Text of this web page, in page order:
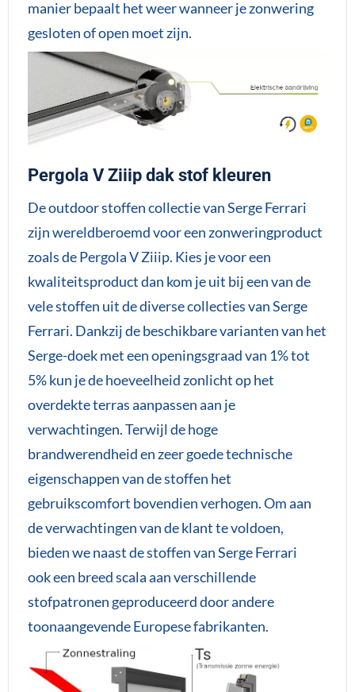
manier bepaalt het weer wanneer je zonwering
gesloten of open moet zijn.
Pergola V Ziiip dak stof kleuren
De outdoor stoffen collectie van Serge Ferrari
zijn wereldberoemd voor een zonweringproduct
zoals de Pergola V Ziiip. Kies je voor een
kwaliteitsproduct dan kom je uit bij een van de
vele stoffen uit de diverse collecties van Serge
Ferrari. Dankzij de beschikbare varianten van het
Serge-doek met een openingsgraad van 1% tot
5% kun je de hoeveelheid zonlicht op het
overdekte terras aanpassen aan je
verwachtingen. Terwijl de hoge
brandwerendheid en zeer goede technische
eigenschappen van de stoffen het
gebruikscomfort bovendien verhogen. Om aan
de verwachtingen van de klant te voldoen,
bieden we naast de stoffen van Serge Ferrari
ook een breed scala aan verschillende
stofpatronen geproduceerd door andere
toonaangevende Europese fabrikanten.